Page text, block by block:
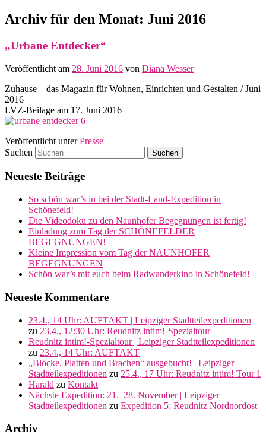
Archiv für den Monat: Juni 2016
„Urbane Entdecker“
Veröffentlicht am 28. Juni 2016 von Diana Wesser
Zuhause – das Magazin für Wohnen, Einrichten und Gestalten / Juni
2016
LVZ-Beilage am 17. Juni 2016
Veröffentlicht unter Presse
Suchen
Neueste Beiträge
So schön war’s in bei der Stadt-Land-Expedition in
Schönefeld!
Die Videodoku zu den Naunhofer Begegnungen ist fertig!
Einladung zum Tag der SCHÖNEFELDER
BEGEGNUNGEN!
Kleine Impression vom Tag der NAUNHOFER
BEGEGNUNGEN
Schön war’s mit euch beim Radwanderkino in Schönefeld!
Neueste Kommentare
23.4., 14 Uhr: AUFTAKT | Leipziger Stadtteilexpeditionen
zu 23.4., 12:30 Uhr: Reudnitz intim!-Spezialtour
Reudnitz intim!-Spezialtour | Leipziger Stadtteilexpeditionen
zu 23.4., 14 Uhr: AUFTAKT
„Blöcke, Platten und Brachen“ ausgebucht! | Leipziger
Stadtteilexpeditionen zu 25.4., 17 Uhr: Reudnitz intim! Tour 1
Harald zu Kontakt
Nächste Expedition: 21.–28. November | Leipziger
Stadtteilexpeditionen zu Expedition 5: Reudnitz Nordnordost
Archiv